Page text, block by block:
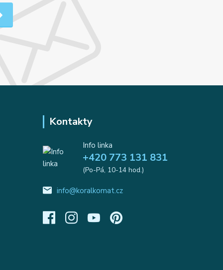
Kontakty
Info linka
+420 773 131 831
(Po-Pá, 10-14 hod.)
info@koralkomat.cz